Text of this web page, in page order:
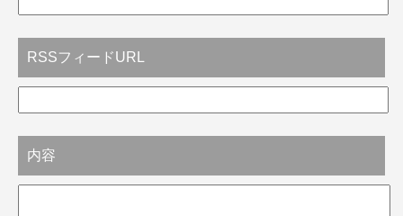
RSSフィードURL
内容